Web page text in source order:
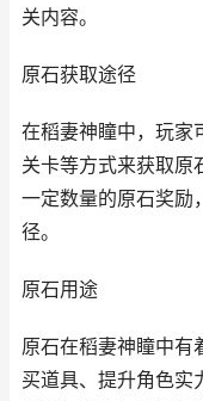
关内容。
原石获取途径
在稻妻神瞳中，玩家
关卡等方式来获取原
一定数量的原石奖励
径。
原石用途
原石在稻妻神瞳中有
买道具、提升角色实